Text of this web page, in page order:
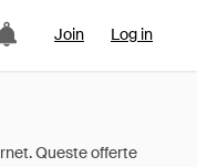
Join Log in